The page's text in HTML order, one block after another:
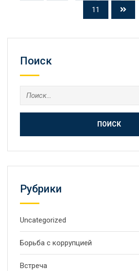
11
Поиск
Найти:
Рубрики
Uncategorized
Борьба с коррупцией
Встреча